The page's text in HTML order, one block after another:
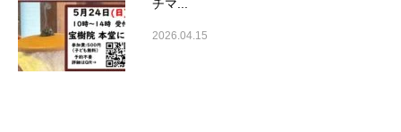
チマ...
2026.04.15